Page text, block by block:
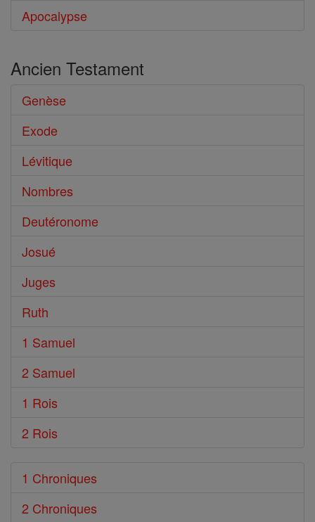
Apocalypse
Ancien Testament
Genèse
Exode
Lévitique
Nombres
Deutéronome
Josué
Juges
Ruth
1 Samuel
2 Samuel
1 Rois
2 Rois
1 Chroniques
2 Chroniques